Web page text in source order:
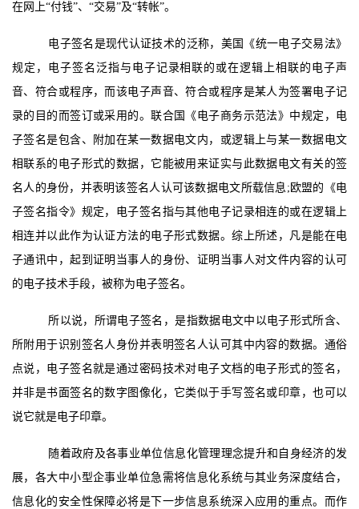
在网上“付钱”、“交易”及“转帐”。
电子签名是现代认证技术的泛称，美国《统一电子交易法》
规定，电子签名泛指与电子记录相联的或在逻辑上相联的电子声
音、符合或程序，而该电子声音、符合或程序是某人为签署电子记
录的目的而签订或采用的。联合国《电子商务示范法》中规定，电
子签名是包含、附加在某一数据电文内，或逻辑上与某一数据电文
相联系的电子形式的数据，它能被用来证实与此数据电文有关的签
名人的身份，并表明该签名人认可该数据电文所载信息;欧盟的《电
子签名指令》规定，电子签名指与其他电子记录相连的或在逻辑上
相连并以此作为认证方法的电子形式数据。综上所述，凡是能在电
子通讯中，起到证明当事人的身份、证明当事人对文件内容的认可
的电子技术手段，被称为电子签名。
所以说，所谓电子签名，是指数据电文中以电子形式所含、
所附用于识别签名人身份并表明签名人认可其中内容的数据。通俗
点说，电子签名就是通过密码技术对电子文档的电子形式的签名，
并非是书面签名的数字图像化，它类似于手写签名或印章，也可以
说它就是电子印章。
随着政府及各事业单位信息化管理理念提升和自身经济的发
展，各大中小型企事业单位急需将信息化系统与其业务深度结合，
信息化的安全性保障必将是下一步信息系统深入应用的重点。而作